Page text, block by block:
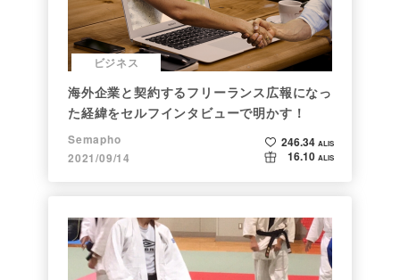
ビジネス
海外企業と契約するフリーランス広報になっ
た経緯をセルフインタビューで明かす！
Semapho
2021/09/14
246.34 ALIS
16.10 ALIS